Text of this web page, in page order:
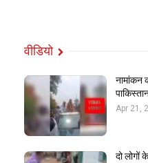
वीडियो
नामांकन
Apr 21,
दो लोगों